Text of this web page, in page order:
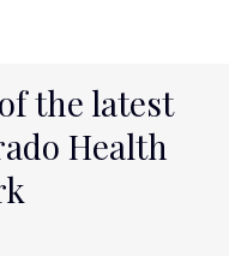
the latest
Health